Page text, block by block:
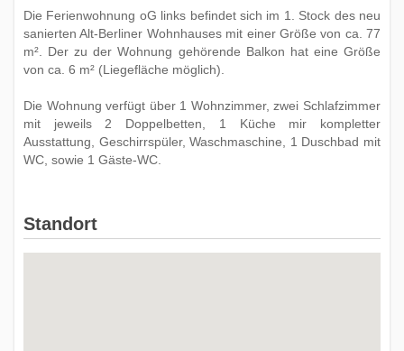
Die Ferienwohnung oG links befindet sich im 1. Stock des neu
sanierten Alt-Berliner Wohnhauses mit einer Größe von ca. 77
m². Der zu der Wohnung gehörende Balkon hat eine Größe
von ca. 6 m² (Liegefläche möglich).
Die Wohnung verfügt über 1 Wohnzimmer, zwei Schlafzimmer
mit jeweils 2 Doppelbetten, 1 Küche mir kompletter
Ausstattung, Geschirrspüler, Waschmaschine, 1 Duschbad mit
WC, sowie 1 Gäste-WC.
Standort